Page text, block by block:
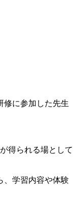
修に参加した先生
得られる場として
、学習内容や体験